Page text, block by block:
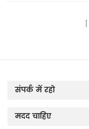
संपर्क में रहो
मदद चाहिए